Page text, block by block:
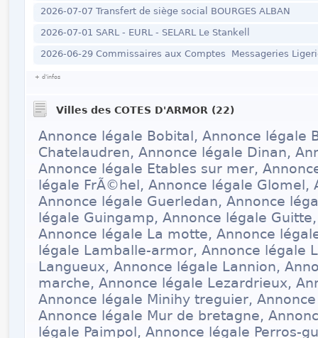
2026-07-07 Transfert de siège social BOURGES ALBAN
2026-07-01 SARL - EURL - SELARL Le Stankell
2026-06-29 Commissaires aux Comptes Messageries
+ d'infos
Villes des COTES D'ARMOR (22)
Annonce légale Bobital, Annonce légale
Chatelaudren, Annonce légale Dinan,
Annonce légale Etables sur mer,
légale FrÃ©hel, Annonce légale Glomel,
Annonce légale Guerledan, Annonce
légale Guingamp, Annonce légale
Annonce légale La motte, Annonce
légale Lamballe-armor, Annonce légale
Langueux, Annonce légale Lannion,
marche, Annonce légale Lezardrieux,
Annonce légale Minihy treguier,
Annonce légale Mur de bretagne,
légale Paimpol, Annonce légale Perros-